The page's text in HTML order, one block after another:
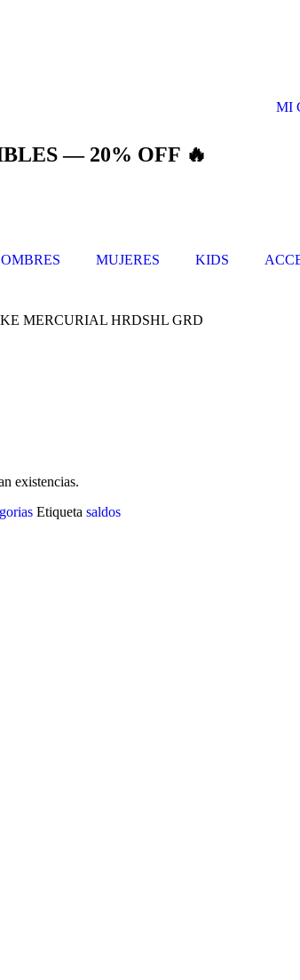
MI
— 20% OFF 🔥
MUJERES KIDS
MERCURIAL HRDSHL GRD
existencias.
Etiqueta saldos